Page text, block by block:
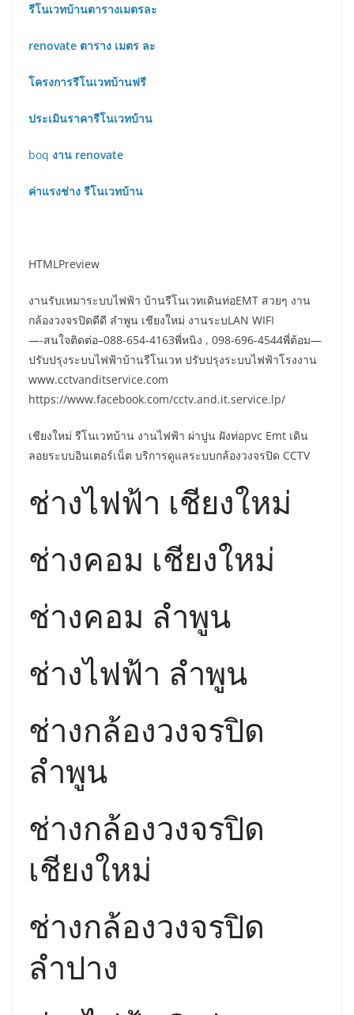
รีโนเวทบ้านตารางเมตรละ
renovate ตาราง เมตร ละ
โครงการรีโนเวทบ้านฟรี
ประเมินราคารีโนเวทบ้าน
boq งาน renovate
ค่าแรงช่าง รีโนเวทบ้าน
HTMLPreview
งานรับเหมาระบบไฟฟ้า บ้านรีโนเวทเดินท่อEMT สวยๆ งาน
กล้องวงจรปิดดีดี ลำพูน เชียงใหม่ งานระบLAN WIFI
—-สนใจติดต่อ–088-654-4163พี่หนิง , 098-696-4544พี่ต้อม—
ปรับปรุงระบบไฟฟ้าบ้านรีโนเวท ปรับปรุงระบบไฟฟ้าโรงงาน
www.cctvanditservice.com
https://www.facebook.com/cctv.and.it.service.lp/
เชียงใหม่ รีโนเวทบ้าน งานไฟฟ้า ผ่าปูน ฝังท่อpvc Emt เดิน
ลอยระบบอินเตอร์เน็ต บริการดูแลระบบกล้องวงจรปิด CCTV
ช่างไฟฟ้า เชียงใหม่
ช่างคอม เชียงใหม่
ช่างคอม ลำพูน
ช่างไฟฟ้า ลำพูน
ช่างกล้องวงจรปิด
ลำพูน
ช่างกล้องวงจรปิด
เชียงใหม่
ช่างกล้องวงจรปิด
ลำปาง